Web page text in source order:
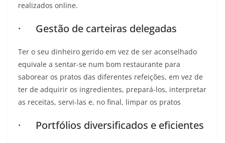
realizados online.
· Gestão de carteiras delegadas
Ter o seu dinheiro gerido em vez de ser aconselhado
equivale a sentar-se num bom restaurante para
saborear os pratos das diferentes refeições, em vez de
ter de adquirir os ingredientes, prepará-los, interpretar
as receitas, servi-las e, no final, limpar os pratos
· Portfólios diversificados e eficientes